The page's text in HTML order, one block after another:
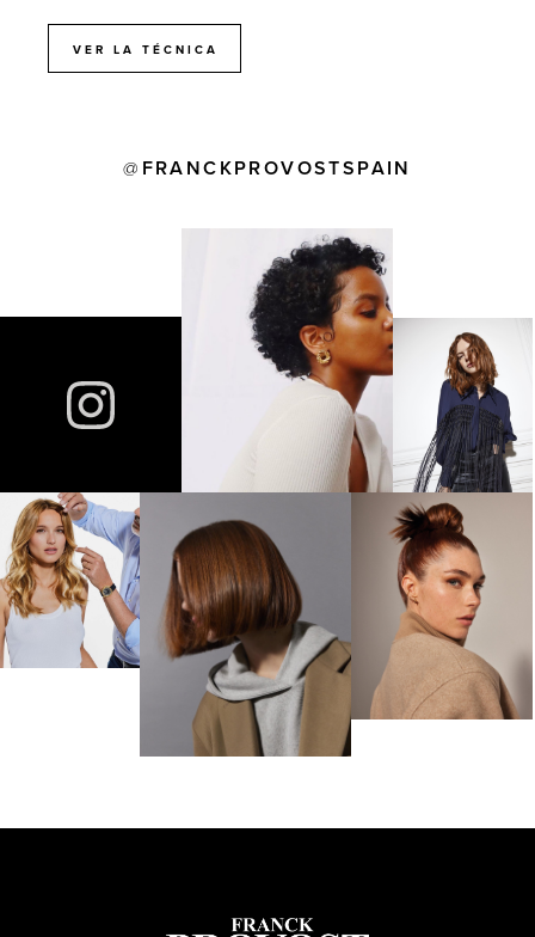
VER LA TÉCNICA
FRANCKPROVOSTSPAIN